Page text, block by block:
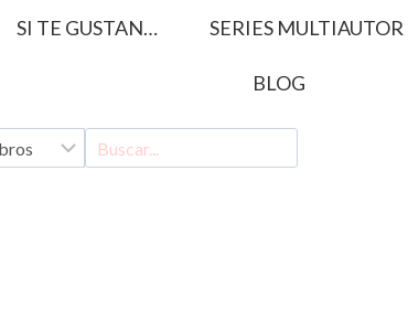
SI TE GUSTAN… SERIES MULTIAUTOR
BLOG